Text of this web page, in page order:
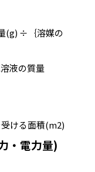
(g) ÷｛溶媒の
溶液の質量
受ける面積(m2)
・電力量)